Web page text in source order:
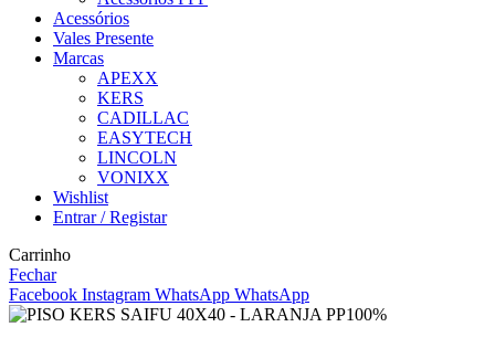
Acessórios
Vales Presente
Marcas
APEXX
KERS
CADILLAC
EASYTECH
LINCOLN
VONIXX
Wishlist
Entrar / Registar
Carrinho
Fechar
Facebook Instagram WhatsApp WhatsApp